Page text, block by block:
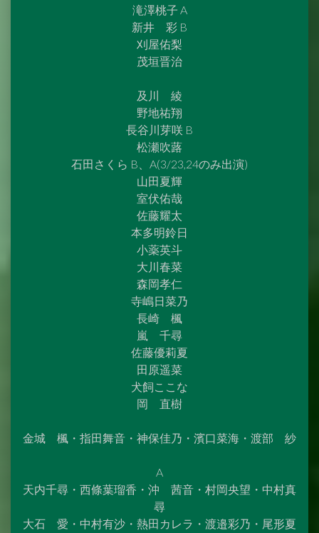
滝澤桃子 A
新井 彩 B
刈屋佑梨
茂垣晋治
及川 綾
野地祐翔
長谷川芽咲 B
松瀬吹蕗
石田さくら B、A(3/23,24のみ出演)
山田夏輝
室伏佑哉
佐藤耀太
本多明鈴日
小薬英斗
大川春菜
森岡孝仁
寺嶋日菜乃
長崎 楓
嵐 千尋
佐藤優莉夏
田原遥菜
犬飼ここな
岡 直樹
金城 楓・指田舞音・神保佳乃・濱口菜海・渡部 紗
A
天内千尋・西條葉瑠香・沖 茜音・村岡央望・中村真
尋
大石 愛・中村有沙・熱田カレラ・渡邉彩乃・尾形夏